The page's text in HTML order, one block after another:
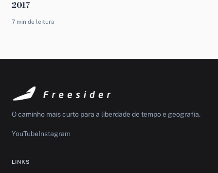
2017
7 min de leitura
O caminho mais curto para a liberdade de tempo e geografia.
YouTubeInstagram
LINKS